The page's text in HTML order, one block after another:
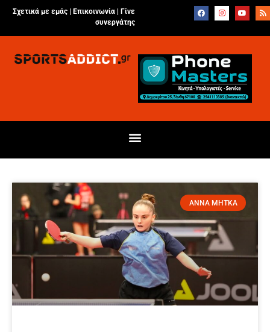
Σχετικά με εμάς | Επικοινωνία
Γίνε
συνεργάτης
ΑΝΝΑ ΜΗΤΚΑ